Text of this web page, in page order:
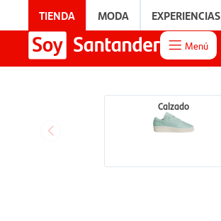
TIENDA MODA EXPERIENCIAS
 Menú
Calzado